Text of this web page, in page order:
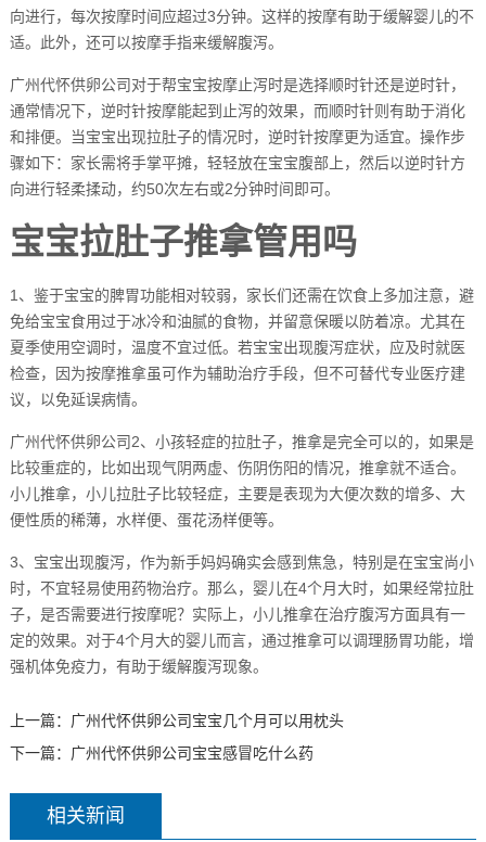
向进行，每次按摩时间应超过3分钟。这样的按摩有助于缓解婴儿的不
适。此外，还可以按摩手指来缓解腹泻。
广州代怀供卵公司对于帮宝宝按摩止泻时是选择顺时针还是逆时针，
通常情况下，逆时针按摩能起到止泻的效果，而顺时针则有助于消化
和排便。当宝宝出现拉肚子的情况时，逆时针按摩更为适宜。操作步
骤如下：家长需将手掌平摊，轻轻放在宝宝腹部上，然后以逆时针方
向进行轻柔揉动，约50次左右或2分钟时间即可。
宝宝拉肚子推拿管用吗
1、鉴于宝宝的脾胃功能相对较弱，家长们还需在饮食上多加注意，避
免给宝宝食用过于冰冷和油腻的食物，并留意保暖以防着凉。尤其在
夏季使用空调时，温度不宜过低。若宝宝出现腹泻症状，应及时就医
检查，因为按摩推拿虽可作为辅助治疗手段，但不可替代专业医疗建
议，以免延误病情。
广州代怀供卵公司2、小孩轻症的拉肚子，推拿是完全可以的，如果是
比较重症的，比如出现气阴两虚、伤阴伤阳的情况，推拿就不适合。
小儿推拿，小儿拉肚子比较轻症，主要是表现为大便次数的增多、大
便性质的稀薄，水样便、蛋花汤样便等。
3、宝宝出现腹泻，作为新手妈妈确实会感到焦急，特别是在宝宝尚小
时，不宜轻易使用药物治疗。那么，婴儿在4个月大时，如果经常拉肚
子，是否需要进行按摩呢？实际上，小儿推拿在治疗腹泻方面具有一
定的效果。对于4个月大的婴儿而言，通过推拿可以调理肠胃功能，增
强机体免疫力，有助于缓解腹泻现象。
上一篇： 广州代怀供卵公司宝宝几个月可以用枕头
下一篇： 广州代怀供卵公司宝宝感冒吃什么药
相关新闻